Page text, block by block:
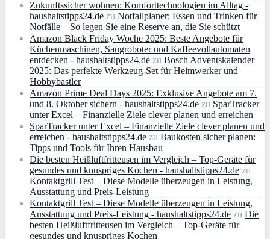
Zukunftssicher wohnen: Komforttechnologien im Alltag -
haushaltstipps24.de zu Notfallplaner: Essen und Trinken für
Notfälle – So legen Sie eine Reserve an, die Sie schützt
Amazon Black Friday Woche 2025: Beste Angebote für
Küchenmaschinen, Saugroboter und Kaffeevollautomaten
entdecken - haushaltstipps24.de zu Bosch Adventskalender
2025: Das perfekte Werkzeug-Set für Heimwerker und
Hobbybastler
Amazon Prime Deal Days 2025: Exklusive Angebote am 7.
und 8. Oktober sichern - haushaltstipps24.de zu SparTracker
unter Excel – Finanzielle Ziele clever planen und erreichen
SparTracker unter Excel – Finanzielle Ziele clever planen und
erreichen - haushaltstipps24.de zu Baukosten sicher planen:
Tipps und Tools für Ihren Hausbau
Die besten Heißluftfritteusen im Vergleich – Top-Geräte für
gesundes und knuspriges Kochen - haushaltstipps24.de zu
Kontaktgrill Test – Diese Modelle überzeugen in Leistung,
Ausstattung und Preis-Leistung
Kontaktgrill Test – Diese Modelle überzeugen in Leistung,
Ausstattung und Preis-Leistung - haushaltstipps24.de zu Die
besten Heißluftfritteusen im Vergleich – Top-Geräte für
gesundes und knuspriges Kochen